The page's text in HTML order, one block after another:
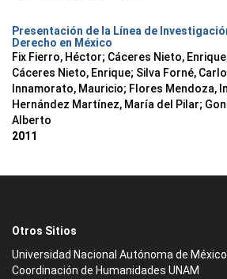
Presentación de la Línea de
Derecho en México
Fix Fierro, Héctor; Cáceres Nieto, Enrique
Cáceres Nieto, Enrique; Silva Forné,
Innamorato, Mauricio; Flores Mendoza,
Hernández Martínez, María del Pilar;
Alberto
2011
Otros Sitios
Universidad Nacional Autónoma de México
Coordinación de Humanidades UNAM